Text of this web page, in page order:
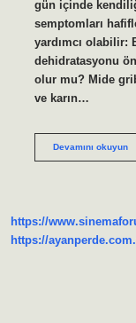
gün içinde
semptomları
yardımcı olabilir:
dehidratasyonu
olur mu? Mide
ve karın…
Devamını okuyun
https://
https://